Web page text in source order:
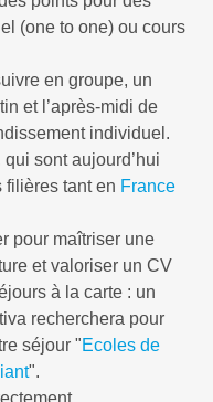
(one to one) ou cours
en groupe, un
et l’après-midi de
individuel.
sont aujourd’hui
filières tant en France
pour maîtriser une
et valoriser un CV
à la carte : un
recherchera pour
séjour "Ecoles de
".